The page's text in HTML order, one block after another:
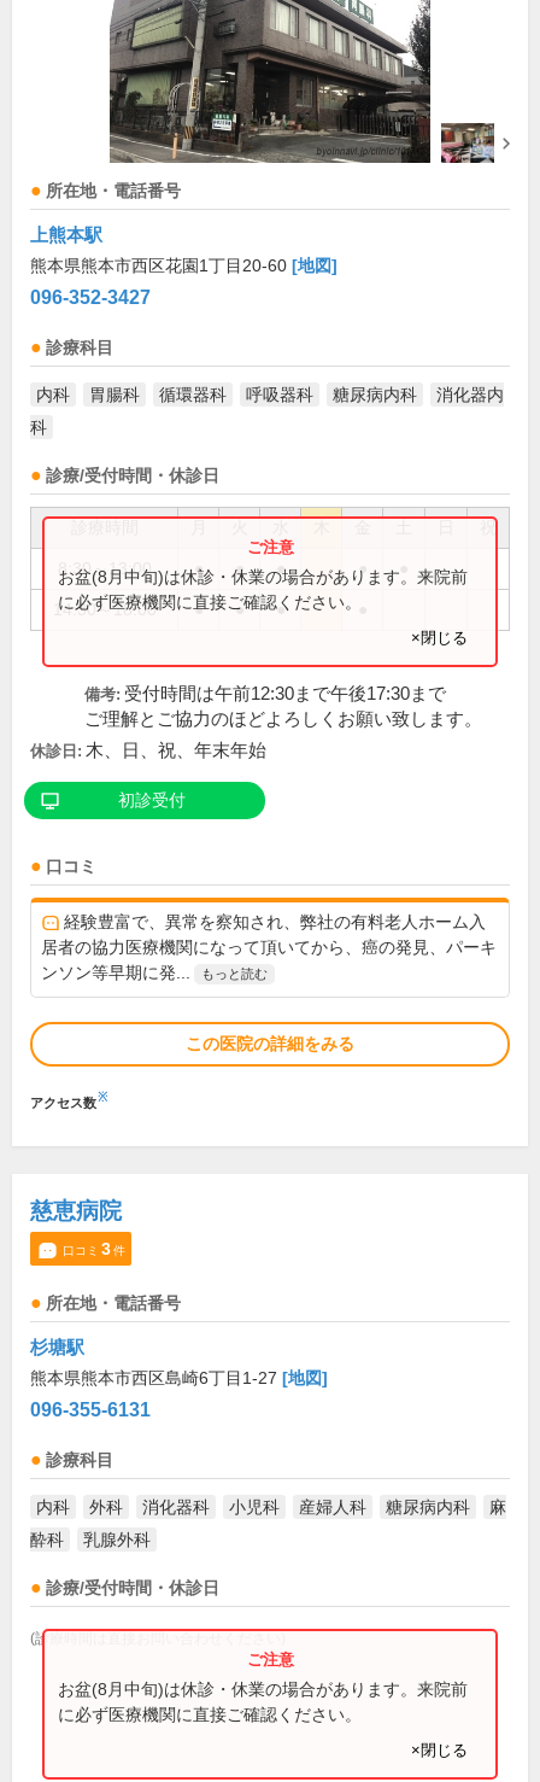
所在地・電話番号
上熊本駅
熊本県熊本市西区花園1丁目20-60 [地図]
096-352-3427
診療科目
内科 胃腸科 循環器科 呼吸器科 糖尿病内科
消化器内
科
診療/受付時間・休診日
祝
8:30～13:00 ● ● ● ●
14:30～18:00 ● ● ●
お盆(8月中旬)は休診・休業の場合があります。来院前
に必ず医療機関に直接ご確認ください。
×閉じる
備考: 受付時間は午前12:30まで午後17:30まで
ご理解とご協力のほどよろしくお願い致します。
休診日: 木、日、祝、年末年始
初診受付
口コミ
経験豊富で、異常を察知され、弊社の有料老人ホーム入
居者の協力医療機関になって頂いてから、癌の発見、パーキ
ンソン等早期に発...
もっと読む
この医院の詳細をみる
アクセス数※
慈恵病院
口コミ 3件
所在地・電話番号
杉塘駅
熊本県熊本市西区島崎6丁目1-27 [地図]
096-355-6131
診療科目
内科 外科 消化器科 小児科 産婦人科 糖尿病内科
麻
酔科
乳腺外科
診療/受付時間・休診日
(診療時間は直接お問い合わせください)
お盆(8月中旬)は休診・休業の場合があります。来院前
に必ず医療機関に直接ご確認ください。
×閉じる